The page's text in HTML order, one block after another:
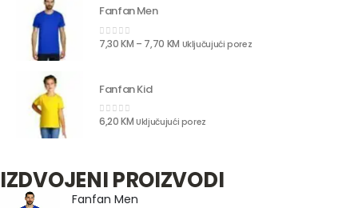
Fanfan Men
0 out of 5
7,30KM – 7,70 KM Uključujući porez
Fanfan Kid
0 out of 5
6,20KM Uključujući porez
IZDVOJENI PROIZVODI
Fanfan Men